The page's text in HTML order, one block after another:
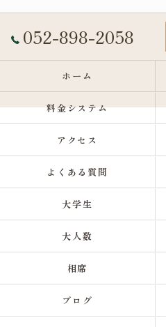
052-898-2058
ホーム
料金システム
アクセス
よくある質問
大学生
大人数
相席
ブログ